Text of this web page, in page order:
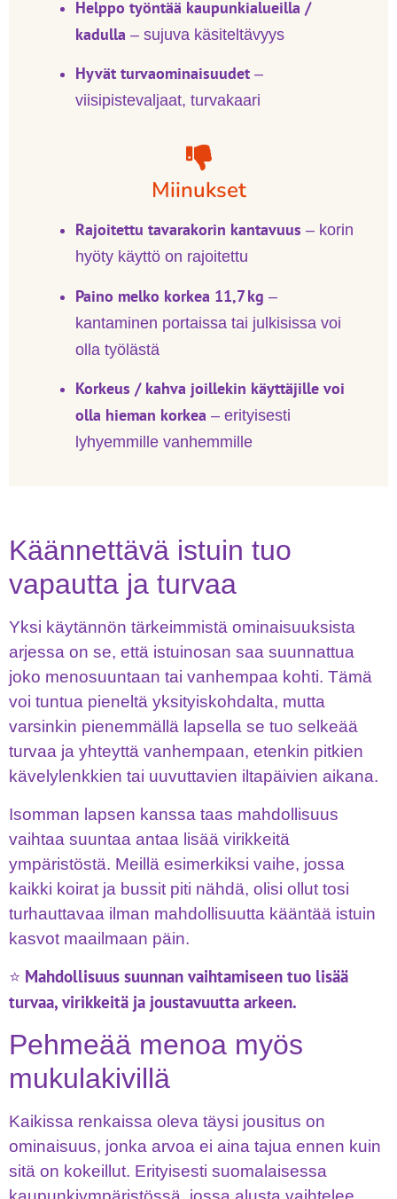
Helppo työntää kaupunkialueilla /
kadulla – sujuva käsiteltävyys
Hyvät turvaominaisuudet –
viisipistevaljaat, turvakaari
Miinukset
Rajoitettu tavarakorin kantavuus – korin
hyöty käyttö on rajoitettu
Paino melko korkea 11,7 kg –
kantaminen portaissa tai julkisissa voi
olla työlästä
Korkeus / kahva joillekin käyttäjille voi
olla hieman korkea – erityisesti
lyhyemmille vanhemmille
Käännettävä istuin tuo
vapautta ja turvaa
Yksi käytännön tärkeimmistä ominaisuuksista
arjessa on se, että istuinosan saa suunnattua
joko menosuuntaan tai vanhempaa kohti. Tämä
voi tuntua pieneltä yksityiskohdalta, mutta
varsinkin pienemmällä lapsella se tuo selkeää
turvaa ja yhteyttä vanhempaan, etenkin pitkien
kävelylenkkien tai uuvuttavien iltapäivien aikana.
Isomman lapsen kanssa taas mahdollisuus
vaihtaa suuntaa antaa lisää virikkeitä
ympäristöstä. Meillä esimerkiksi vaihe, jossa
kaikki koirat ja bussit piti nähdä, olisi ollut tosi
turhauttavaa ilman mahdollisuutta kääntää istuin
kasvot maailmaan päin.
⭐ Mahdollisuus suunnan vaihtamiseen tuo lisää
turvaa, virikkeitä ja joustavuutta arkeen.
Pehmeää menoa myös
mukulakivillä
Kaikissa renkaissa oleva täysi jousitus on
ominaisuus, jonka arvoa ei aina tajua ennen kuin
sitä on kokeillut. Erityisesti suomalaisessa